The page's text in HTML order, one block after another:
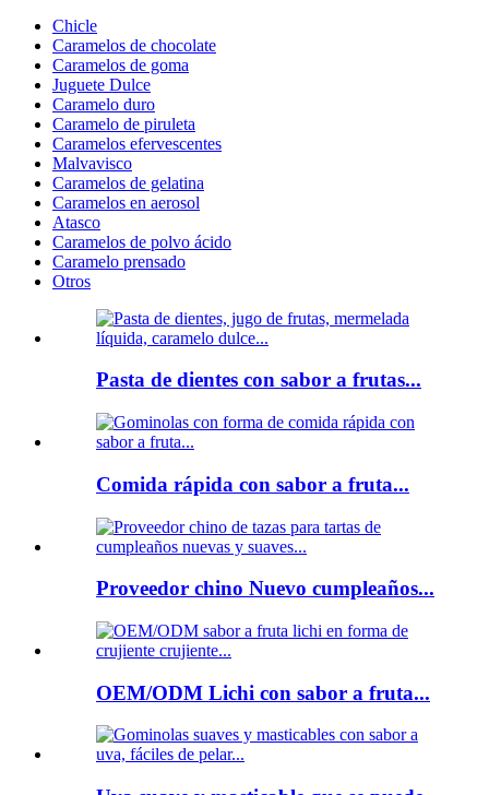
Chicle
Caramelos de chocolate
Caramelos de goma
Juguete Dulce
Caramelo duro
Caramelo de piruleta
Caramelos efervescentes
Malvavisco
Caramelos de gelatina
Caramelos en aerosol
Atasco
Caramelos de polvo ácido
Caramelo prensado
Otros
Pasta de dientes con sabor a frutas...
Comida rápida con sabor a fruta...
Proveedor chino Nuevo cumpleaños...
OEM/ODM Lichi con sabor a fruta...